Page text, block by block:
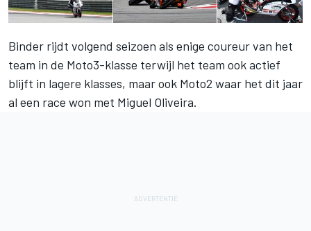
Binder rijdt volgend seizoen als enige coureur van het
team in de Moto3-klasse terwijl het team ook actief
blijft in lagere klasses, maar ook Moto2 waar het dit jaar
al een race won met Miguel Oliveira.